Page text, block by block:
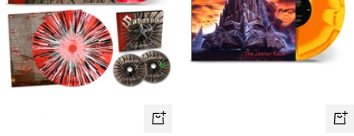
+
+